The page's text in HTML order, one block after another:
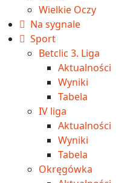
Wielkie Oczy
Na sygnale
Sport
Betclic 3. Liga
Aktualności
Wyniki
Tabela
IV liga
Aktualności
Wyniki
Tabela
Okręgówka